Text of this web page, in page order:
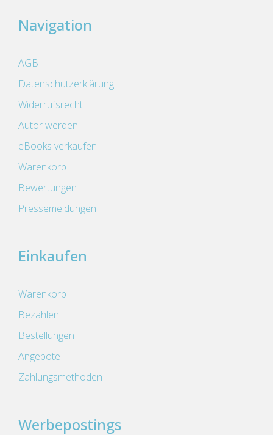
Navigation
AGB
Datenschutzerklärung
Widerrufsrecht
Autor werden
eBooks verkaufen
Warenkorb
Bewertungen
Pressemeldungen
Einkaufen
Warenkorb
Bezahlen
Bestellungen
Angebote
Zahlungsmethoden
Werbepostings